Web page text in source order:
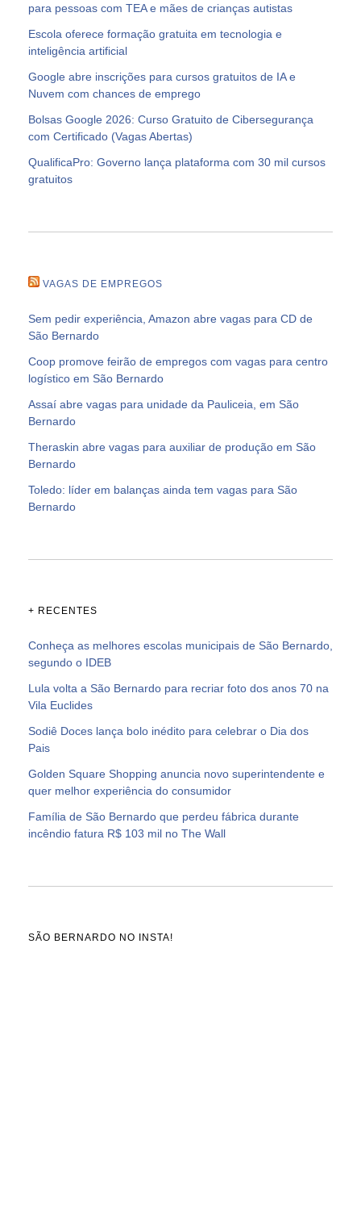
para pessoas com TEA e mães de crianças autistas
Escola oferece formação gratuita em tecnologia e
inteligência artificial
Google abre inscrições para cursos gratuitos de IA e
Nuvem com chances de emprego
Bolsas Google 2026: Curso Gratuito de Cibersegurança
com Certificado (Vagas Abertas)
QualificaPro: Governo lança plataforma com 30 mil cursos
gratuitos
VAGAS DE EMPREGOS
Sem pedir experiência, Amazon abre vagas para CD de
São Bernardo
Coop promove feirão de empregos com vagas para centro
logístico em São Bernardo
Assaí abre vagas para unidade da Pauliceia, em São
Bernardo
Theraskin abre vagas para auxiliar de produção em São
Bernardo
Toledo: líder em balanças ainda tem vagas para São
Bernardo
+ RECENTES
Conheça as melhores escolas municipais de São Bernardo,
segundo o IDEB
Lula volta a São Bernardo para recriar foto dos anos 70 na
Vila Euclides
Sodiê Doces lança bolo inédito para celebrar o Dia dos
Pais
Golden Square Shopping anuncia novo superintendente e
quer melhor experiência do consumidor
Família de São Bernardo que perdeu fábrica durante
incêndio fatura R$ 103 mil no The Wall
SÃO BERNARDO NO INSTA!